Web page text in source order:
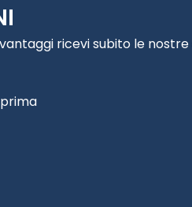
ricevi subito le